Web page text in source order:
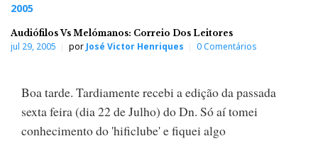
2005
Audiófilos Vs Melómanos: Correio Dos Leitores
jul 29, 2005 por José Victor Henriques 0 Comentários
Boa tarde. Tardiamente recebi a edição da passada
sexta feira (dia 22 de Julho) do Dn. Só aí tomei
conhecimento do 'hificlube' e fiquei algo